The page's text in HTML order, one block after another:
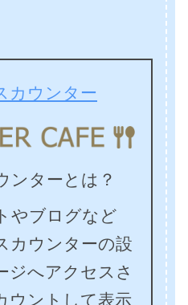
カウンター
ンターとは？
やブログなど
カウンターの設
ジへアクセスさ
ウントして表示